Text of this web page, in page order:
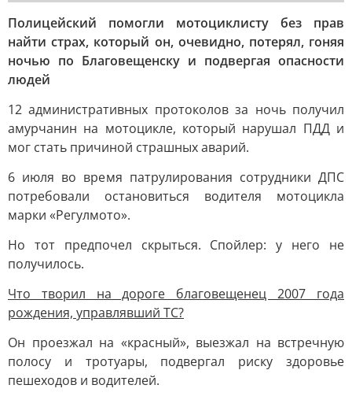
Полицейский помогли мотоциклисту без прав
найти страх, который он, очевидно, потерял, гоняя
ночью по Благовещенску и подвергая опасности
людей
12 административных протоколов за ночь получил
амурчанин на мотоцикле, который нарушал ПДД и
мог стать причиной страшных аварий.
6 июля во время патрулирования сотрудники ДПС
потребовали остановиться водителя мотоцикла
марки «Регулмото».
Но тот предпочел скрыться. Спойлер: у него не
получилось.
Что творил на дороге благовещенец 2007 года
рождения, управлявший ТС?
Он проезжал на «красный», выезжал на встречную
полосу и тротуары, подвергал риску здоровье
пешеходов и водителей.